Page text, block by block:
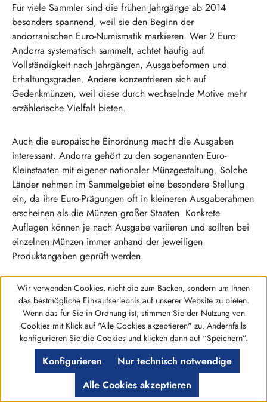
Für viele Sammler sind die frühen Jahrgänge ab 2014
besonders spannend, weil sie den Beginn der
andorranischen Euro-Numismatik markieren. Wer 2 Euro
Andorra systematisch sammelt, achtet häufig auf
Vollständigkeit nach Jahrgängen, Ausgabeformen und
Erhaltungsgraden. Andere konzentrieren sich auf
Gedenkmünzen, weil diese durch wechselnde Motive mehr
erzählerische Vielfalt bieten.
Auch die europäische Einordnung macht die Ausgaben
interessant. Andorra gehört zu den sogenannten Euro-
Kleinstaaten mit eigener nationaler Münzgestaltung. Solche
Länder nehmen im Sammelgebiet eine besondere Stellung
ein, da ihre Euro-Prägungen oft in kleineren Ausgaberahmen
erscheinen als die Münzen großer Staaten. Konkrete
Auflagen können je nach Ausgabe variieren und sollten bei
einzelnen Münzen immer anhand der jeweiligen
Produktangaben geprüft werden.
Worauf Sie beim Sammeln achten
können
Beim Aufbau einer Sammlung von 2 Euro Münzen Andorra
lohnt sich ein klarer Blick auf das eigene Sammelziel.
Möchten Sie alle Jahrgänge der regulären Umlaufmünze
erfassen, nur Gedenkmünzen sammeln oder Andorra als Teil
einer größeren Euro-Ländersammlung integrieren? Eine
Werkzeugleiste anzeigen
Wir verwenden Cookies, nicht die zum Backen, sondern um Ihnen
das bestmögliche Einkaufserlebnis auf unserer Website zu bieten.
Wenn das für Sie in Ordnung ist, stimmen Sie der Nutzung von
Cookies mit Klick auf "Alle Cookies akzeptieren" zu. Andernfalls
konfigurieren Sie die Cookies und klicken dann auf “Speichern”.
Nur technisch notwendige
Konfigurieren
Alle Cookies akzeptieren